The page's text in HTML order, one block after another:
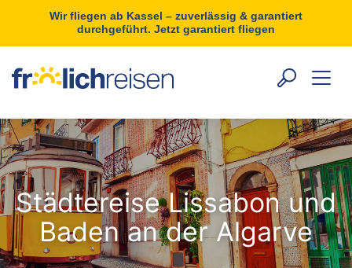
Wir fliegen ab Kassel – zuverlässig & garantiert
durchgeführt. Jetzt garantiert fliegen
Städtereise Lissabon und
Baden an der Algarve